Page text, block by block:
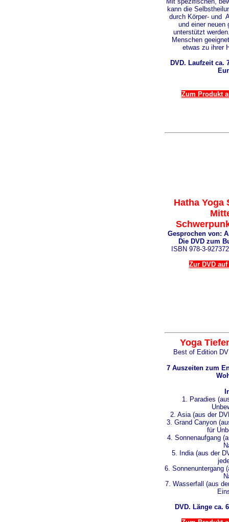
kann die
durch Körper- und
und einer neuen
unterstützt
Menschen
etwas zu ihrer
DVD. Laufzeit ca.
Zum Produkt
Hatha Yoga
Gesprochen von:
Die DVD zum
ISBN 978-3-
Zur DVD
Yoga
Best of Edition
7 Auszeiten zum
1. Paradies
2. Asia (aus der
3. Grand Canyon
für
4. Sonnenaufgang
5. India (aus der
6. Sonnenuntergang
7. Wasserfall (aus
DVD. Länge ca.